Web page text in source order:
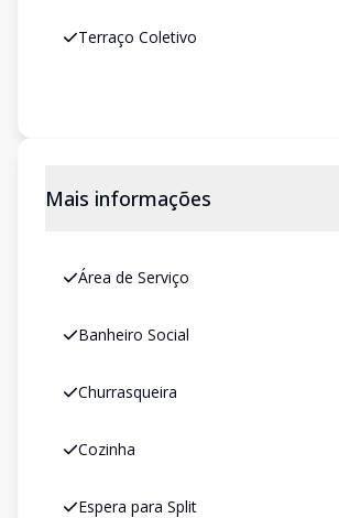
Terraço Coletivo
Mais informações
Área de Serviço
Banheiro Social
Churrasqueira
Cozinha
Espera para Split